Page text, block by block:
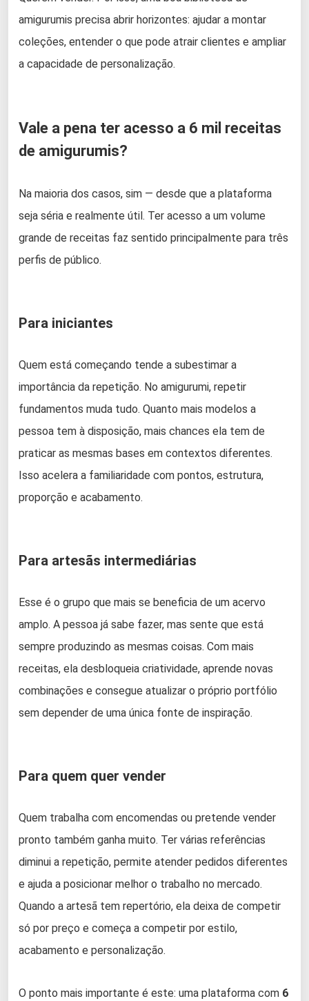
amigurumis precisa abrir horizontes: ajudar a montar
coleções, entender o que pode atrair clientes e ampliar
a capacidade de personalização.
Vale a pena ter acesso a 6 mil receitas
de amigurumis?
Na maioria dos casos, sim — desde que a plataforma
seja séria e realmente útil. Ter acesso a um volume
grande de receitas faz sentido principalmente para três
perfis de público.
Para iniciantes
Quem está começando tende a subestimar a
importância da repetição. No amigurumi, repetir
fundamentos muda tudo. Quanto mais modelos a
pessoa tem à disposição, mais chances ela tem de
praticar as mesmas bases em contextos diferentes.
Isso acelera a familiaridade com pontos, estrutura,
proporção e acabamento.
Para artesãs intermediárias
Esse é o grupo que mais se beneficia de um acervo
amplo. A pessoa já sabe fazer, mas sente que está
sempre produzindo as mesmas coisas. Com mais
receitas, ela desbloqueia criatividade, aprende novas
combinações e consegue atualizar o próprio portfólio
sem depender de uma única fonte de inspiração.
Para quem quer vender
Quem trabalha com encomendas ou pretende vender
pronto também ganha muito. Ter várias referências
diminui a repetição, permite atender pedidos diferentes
e ajuda a posicionar melhor o trabalho no mercado.
Quando a artesã tem repertório, ela deixa de competir
só por preço e começa a competir por estilo,
acabamento e personalização.
O ponto mais importante é este: uma plataforma com 6